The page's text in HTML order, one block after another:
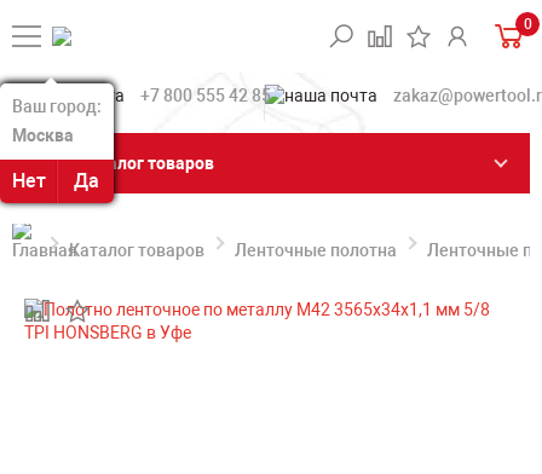
Ваш город:
Москва
Нет Да
Ваш город:
Москва
Нет Да
0
+7 800 555 42 85
Каталог товаров
Каталог товаров Ленточные полотна Ленточные